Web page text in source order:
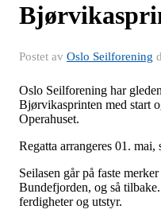
Postet av Oslo Seilforening
Oslo Seilforening har
Bjørvikasprinten med start
Operahuset.
Regatta arrangeres 01.
Seilasen går på faste
Bundefjorden, og så
ferdigheter og utstyr.